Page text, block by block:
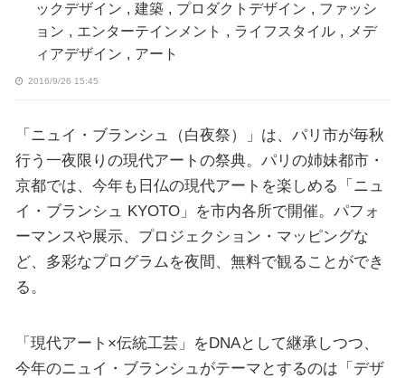
ックデザイン , 建築 , プロダクトデザイン , ファッシ
ョン , エンターテインメント , ライフスタイル , メデ
ィアデザイン , アート
2016/9/26 15:45
「ニュイ・ブランシュ（白夜祭）」は、パリ市が毎秋
行う一夜限りの現代アートの祭典。パリの姉妹都市・
京都では、今年も日仏の現代アートを楽しめる「ニュ
イ・ブランシュ KYOTO」を市内各所で開催。パフォ
ーマンスや展示、プロジェクション・マッピングな
ど、多彩なプログラムを夜間、無料で観ることができ
る。
「現代アート×伝統工芸」をDNAとして継承しつつ、
今年のニュイ・ブランシュがテーマとするのは「デザ